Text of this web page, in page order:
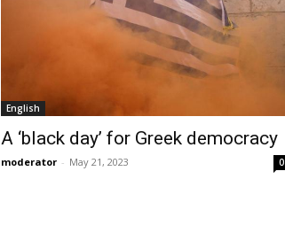
English
A ‘black day’ for Greek democracy
moderator - May 21, 2023 0